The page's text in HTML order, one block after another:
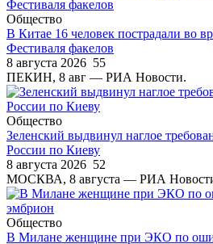
Общество
В Китае 16 человек пострадали во
Фестиваля факелов
8 августа 2026 55
ПЕКИН, 8 авг — РИА Новости.
Общество
Зеленский выдвинул наглое
России по Киеву
8 августа 2026 52
МОСКВА, 8 августа — РИА
Общество
В Милане женщине при ЭКО по